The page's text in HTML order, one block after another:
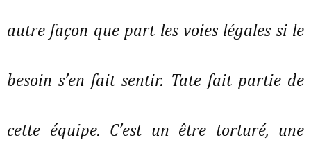
autre façon que part les voies légales si le
besoin s’en fait sentir. Tate fait partie de
cette équipe. C’est un être torturé, une